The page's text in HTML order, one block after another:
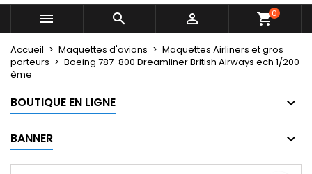
   shopping_cart0
Accueil Maquettes d'avions
Maquettes Airliners et gros
porteurs
Boeing 787-800 Dreamliner British Airways ech 1/200
ème
BOUTIQUE EN LIGNE
BANNER